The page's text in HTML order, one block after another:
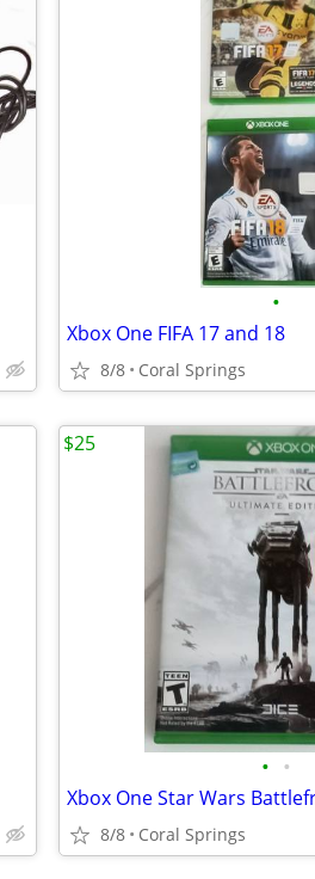
•
Xbox One FIFA 17 and 18
8/8 Coral Springs
• •
8/8 Coral Springs
$25